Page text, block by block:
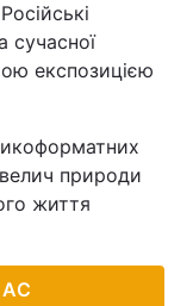
сучасної
експозицією
природи
життя